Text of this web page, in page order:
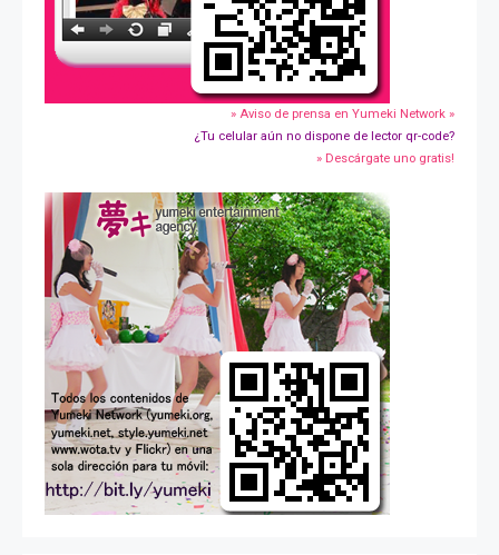
» Aviso de prensa en Yumeki Network »
¿Tu celular aún no dispone de lector qr-code?
» Descárgate uno gratis!